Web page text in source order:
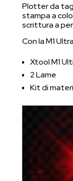
Plotter da
stampa a
scrittura a
Con la M1
Xtool M1
2 Lame
Kit di